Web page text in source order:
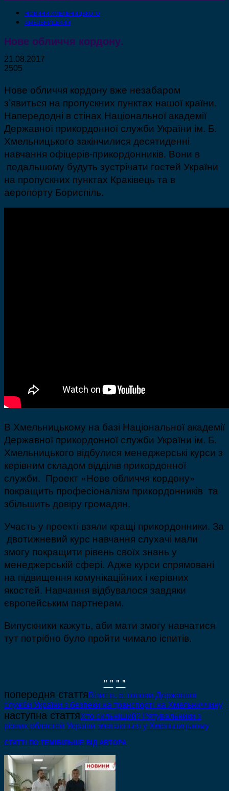
НОВИНИ ХМЕЛЬНИЦЬКОГО
ХМЕЛЬНИЦЬКИЙ
Нове обличчя кордону.
21.08.2017
2505
Нове обличчя кордону вже незабаром
з’явиться на пропускних пунктах нашої країни.
Напередодні в стінах Національної академії
Державної прикордонної служби України ім. Б.
Хмельницького закінчилися десятиденні
навчання офіцерів-прикордонників. Вони в
подальшому будуть зустрічати гостей України
на пропускних пунктах Краківець та в
аеропорту Бориспіль.
В Хмельницькому на базі Національної академії
Державної прикордонної служби України ім. Б.
Хмельницького відбулися менеджерські курси з
керівним складом відділів прикордонної
служби. Проект «Нове обличчя кордону»
покращить професіоналізм прикордонників та
збільшить довіру громадян.
Участь у проекті взяли кращі прикордонники. За
двотижневий курс навчання слухачі мали
змогу покращити рівень своїх знань у
менеджерській сфері. Адже курси спрямовані
на підвищення комунікаційних і керівних
якостей. Навчання відбувалося завдяки
європейським партнерам.
Випускники кажуть, аби мати змогу навчатися
тут потрібно було пройти чимало іспитів.
" " " "
попередня статтяВізит в. о. голови Державної
служби України з безпеки на транспорті на Хмельниччину
наступна статтяХто сильніший? Рятувальники з
різних областей України змагаються у Хмельницькому
СТАТТІ ПО ТЕМІ БІЛЬШЕ ВІД АВТОРА